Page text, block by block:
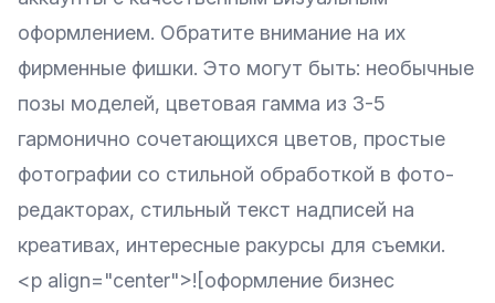
оформлением. Обратите внимание на их
фирменные фишки. Это могут быть: необычные
позы моделей, цветовая гамма из 3-5
гармонично сочетающихся цветов, простые
фотографии со стильной обработкой в фото-
редакторах, стильный текст надписей на
креативах, интересные ракурсы для съемки.
<p align="center">![оформление бизнес